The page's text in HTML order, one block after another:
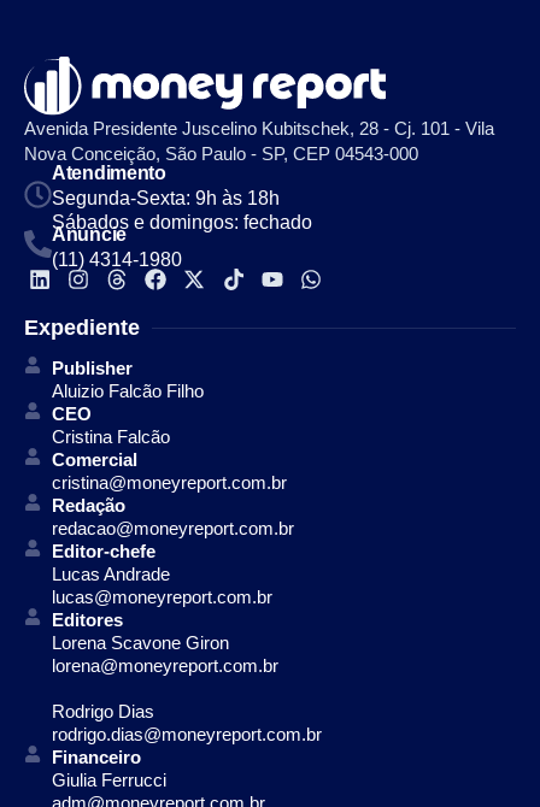
Avenida Presidente Juscelino Kubitschek, 28 - Cj. 101 - Vila
Nova Conceição, São Paulo - SP, CEP 04543-000
Atendimento
Segunda-Sexta: 9h às 18h
Sábados e domingos: fechado
Anuncie
(11) 4314-1980
Expediente
Publisher
Aluizio Falcão Filho
CEO
Cristina Falcão
Comercial
cristina@moneyreport.com.br
Redação
redacao@moneyreport.com.br
Editor-chefe
Lucas Andrade
lucas@moneyreport.com.br
Editores
Lorena Scavone Giron
lorena@moneyreport.com.br
Rodrigo Dias
rodrigo.dias@moneyreport.com.br
Financeiro
Giulia Ferrucci